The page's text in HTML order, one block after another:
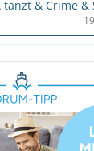
tanzt & Crime &